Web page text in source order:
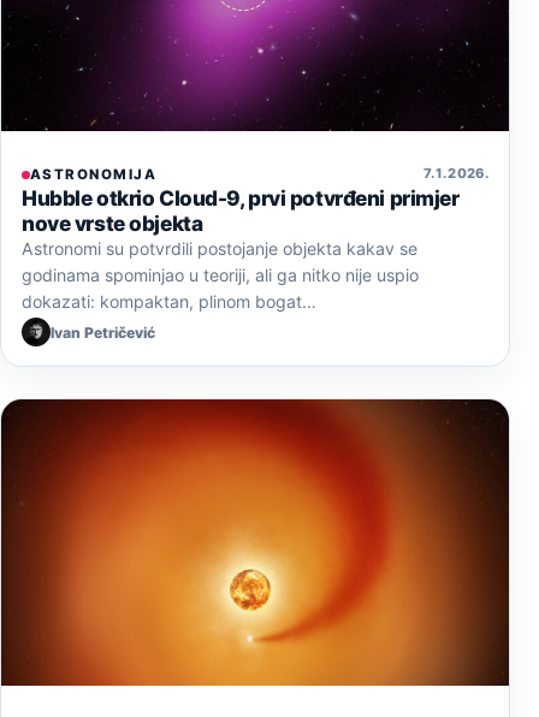
ASTRONOMIJA 7. 1. 2026.
Hubble otkrio Cloud-9, prvi potvrđeni primjer
nove vrste objekta
Astronomi su potvrdili postojanje objekta kakav se
godinama spominjao u teoriji, ali ga nitko nije uspio
dokazati: kompaktan, plinom bogat…
Ivan Petričević